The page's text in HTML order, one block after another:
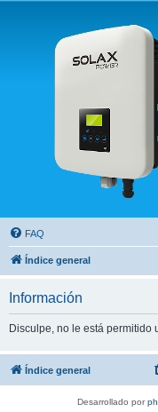
Solax FAQ
Lugar para intercambiar dudas
FAQ
Índice general
Información
Disculpe, no le está permitido
Índice general
Desarrollado por